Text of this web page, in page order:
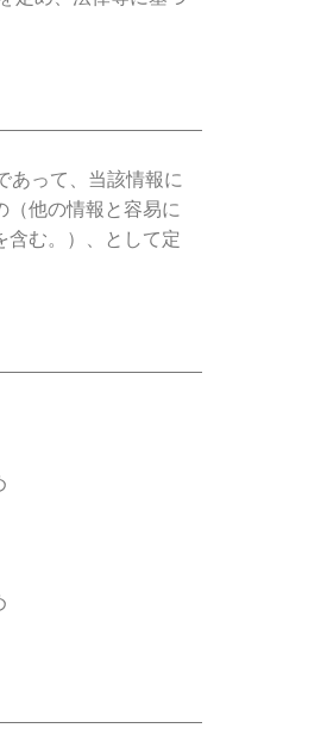
あって、当該情報に
（他の情報と容易に
含む。）、として定